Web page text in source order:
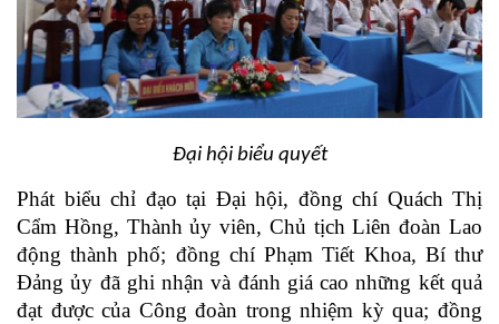
Đại hội biểu quyết
Phát biểu chỉ đạo tại Đại hội, đồng chí Quách Thị
Cẩm Hồng, Thành ủy viên, Chủ tịch Liên đoàn Lao
động thành phố; đồng chí Phạm Tiết Khoa, Bí thư
Đảng ủy đã ghi nhận và đánh giá cao những kết quả
đạt được của Công đoàn trong nhiệm kỳ qua; đồng